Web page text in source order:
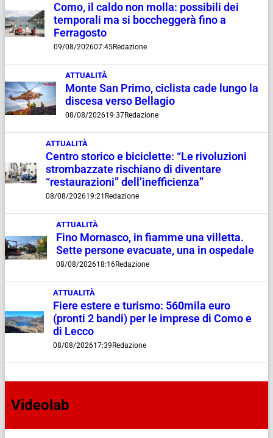
Como, il caldo non molla: possibili dei
temporali ma si boccheggerà fino a
Ferragosto
09/08/202607:45Redazione
ATTUALITÀ
Monte San Primo, ciclista cade lungo la
discesa verso Bellagio
08/08/202619:37Redazione
ATTUALITÀ
Centro storico e biciclette: “Le rivoluzioni
strombazzate rischiano di diventare
“restaurazioni” dell’inefficienza”
08/08/202619:21 Redazione
ATTUALITÀ
Fino Mornasco, in fiamme una villetta.
Sette persone evacuate, una in ospedale
08/08/202618:16Redazione
ATTUALITÀ
Fiere estere e turismo: 560mila euro
(pronti 2 bandi) per le imprese di Como e
di Lecco
08/08/202617:39 Redazione
Videolab